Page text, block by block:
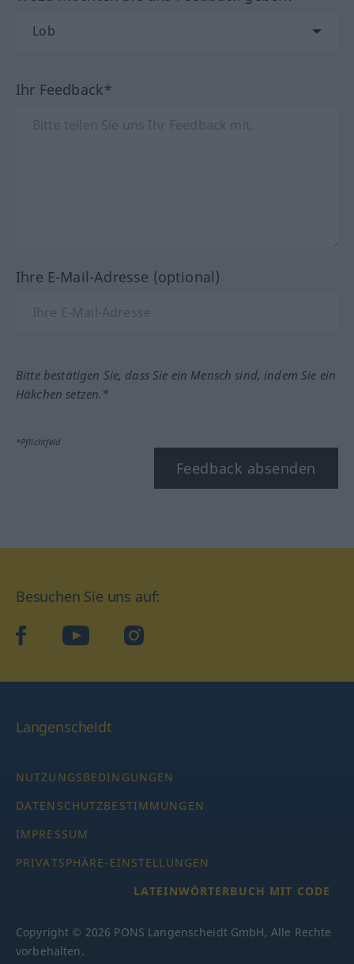
Ihr Feedback*
Ihre E-Mail-Adresse (optional)
Bitte bestätigen Sie, dass Sie ein Mensch sind, indem Sie ein
Häkchen setzen.*
*Pflichtfeld
Feedback absenden
Besuchen Sie uns auf:
facebookYouTube Instagram
Langenscheidt
NUTZUNGSBEDINGUNGEN
DATENSCHUTZBESTIMMUNGEN
IMPRESSUM
PRIVATSPHÄRE-EINSTELLUNGEN
LATEINWÖRTERBUCH MIT CODE
Copyright © 2026 PONS Langenscheidt GmbH, Alle Rechte
vorbehalten.